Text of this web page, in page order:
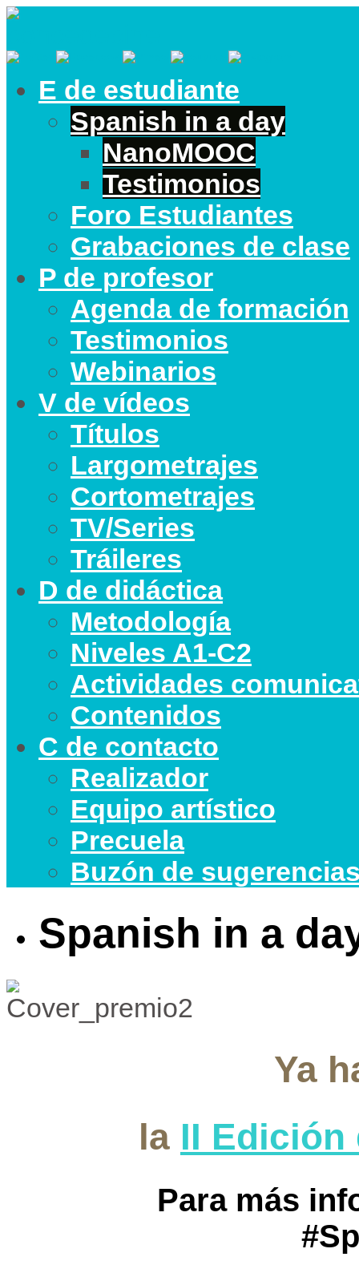
E de estudiante
Spanish in a day
NanoMOOC
Testimonios
Foro Estudiantes
Grabaciones de clase
P de profesor
Agenda de formación
Testimonios
Webinarios
V de vídeos
Títulos
Largometrajes
Cortometrajes
TV/Series
Tráileres
D de didáctica
Metodología
Niveles A1-C2
Actividades
Contenidos
C de contacto
Realizador
Equipo artístico
Precuela
Buzón de
Spanish in a
Ya
la II Edición
Para más